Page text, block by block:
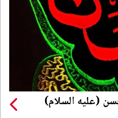
(عليه السلام)